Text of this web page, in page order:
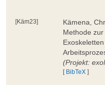
[Käm23]
Kämena,
Methode
(Projekt:
[ BibTeX ]